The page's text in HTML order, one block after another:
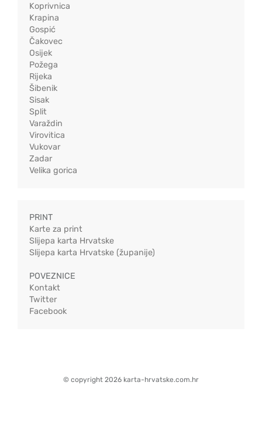
Koprivnica
Krapina
Gospić
Čakovec
Osijek
Požega
Rijeka
Šibenik
Sisak
Split
Varaždin
Virovitica
Vukovar
Zadar
Velika gorica
PRINT
Karte za print
Slijepa karta Hrvatske
Slijepa karta Hrvatske (županije)
POVEZNICE
Kontakt
Twitter
Facebook
© copyright 2026 karta-hrvatske.com.hr